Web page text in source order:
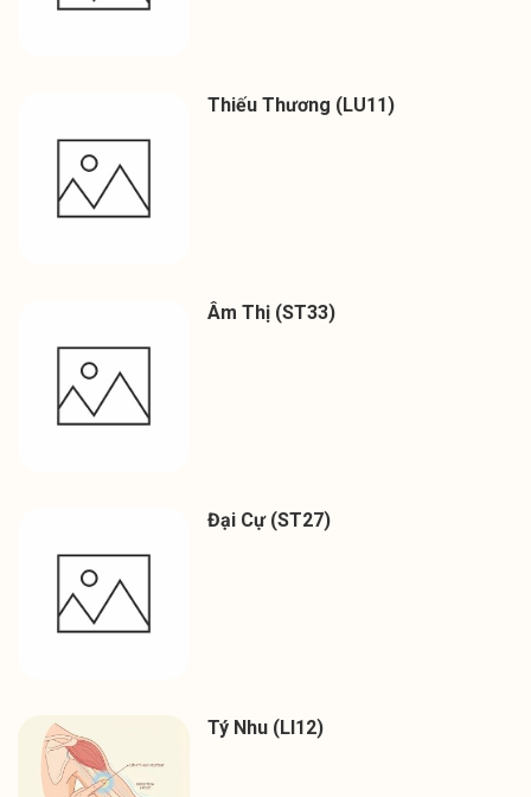
Thiếu Thương (LU11)
Âm Thị (ST33)
Đại Cự (ST27)
Tý Nhu (LI12)